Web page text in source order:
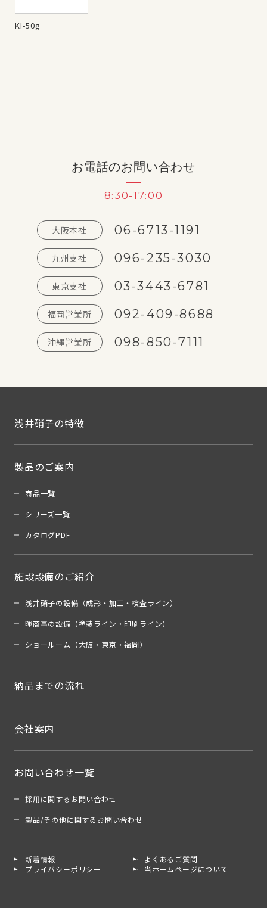
KI-50g
お電話のお問い合わせ
8:30-17:00
大阪本社 06-6713-1191
九州支社 096-235-3030
東京支社 03-3443-6781
福岡営業所 092-409-8688
沖縄営業所 098-850-7111
浅井硝子の特徴
製品のご案内
商品一覧
シリーズ一覧
カタログPDF
施設設備のご紹介
浅井硝子の設備（成形・加工・検査ライン）
暉商事の設備（塗装ライン・印刷ライン）
ショールーム（大阪・東京・福岡）
納品までの流れ
会社案内
お問い合わせ一覧
採用に関するお問い合わせ
製品/その他に関するお問い合わせ
新着情報
よくあるご質問
プライバシーポリシー
当ホームページについて